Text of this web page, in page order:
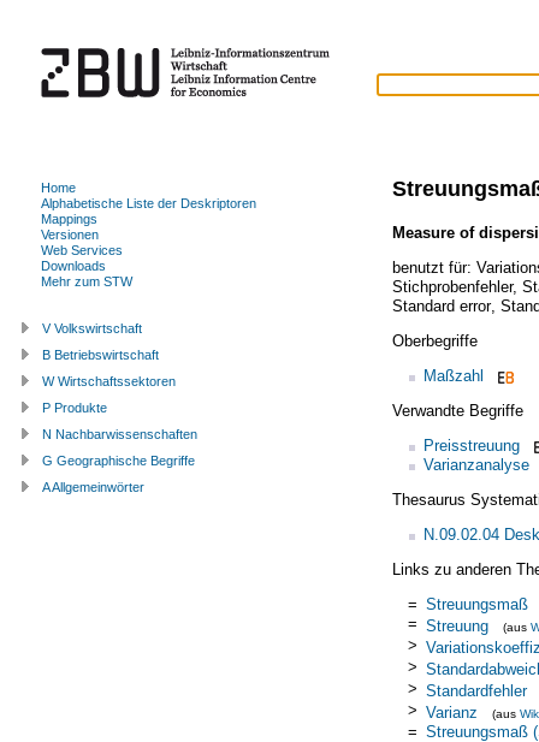
Measure of
benutzt für:
Stichprobenfehler,
Standard error,
Oberbegriffe
Maßzahl
Verwandte Begriffe
Preisstreuung
Varianzanalyse
Thesaurus
N.09.02.04
Links zu anderen
= Streuungsmaß
= Streuung (aus
>
>
> Standardfehler
> Varianz (aus
= Streuungsmaß
Home
Alphabetische Liste der Deskriptoren
Mappings
Versionen
Web Services
Downloads
Mehr zum STW
V Volkswirtschaft
B Betriebswirtschaft
W Wirtschaftssektoren
P Produkte
N Nachbarwissenschaften
G Geographische Begriffe
A Allgemeinwörter